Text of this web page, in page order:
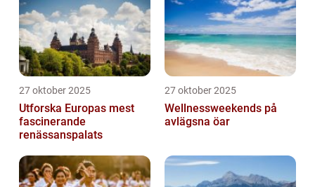
27 oktober 2025
Utforska Europas mest
fascinerande
renässanspalats
27 oktober 2025
Wellnessweekends på
avlägsna öar